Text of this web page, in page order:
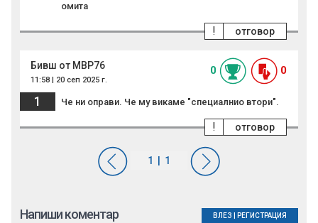
омита
отговор
!
Бивш от МВР76
11:58 | 20 сеп 2025 г.
0 0
1 Че ни оправи. Че му викаме "специалнио втори".
отговор
!
Напиши коментар ВЛЕЗ РЕГИСТРАЦИЯ